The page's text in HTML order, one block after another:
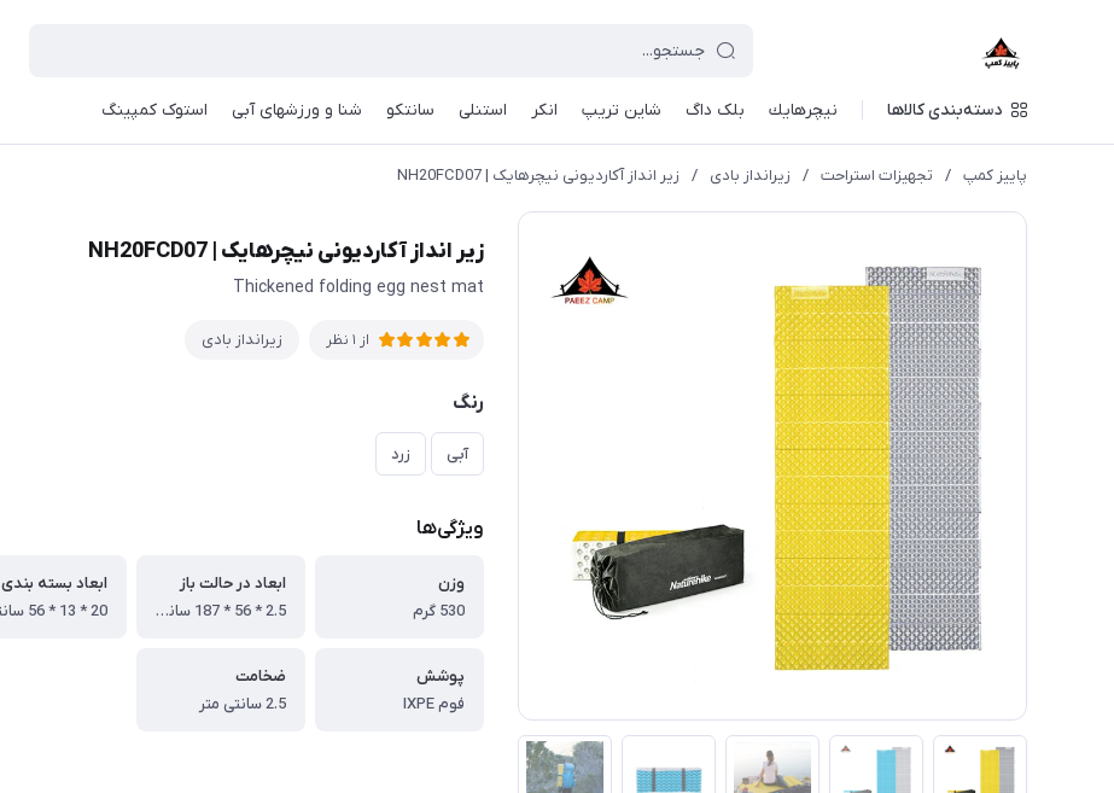
دسته‌بندی کالاها نيچرهايك بلک داگ شاین تریپ انکر استنلی سانتکو شنا و ورزشهای آبی استوک کمپینگ
پاییز کمپ / تجهیزات استراحت / زیرانداز بادی / زیر انداز آکاردیونی نیچرهایک | NH20FCD07
زیر انداز آکاردیونی نیچرهایک | NH20FCD07
Thickened folding egg nest mat
از 1 نظر زیرانداز بادی
رنگ
آبی زرد
ویژگی‌ها
وزن
530 گرم
ابعاد در حالت باز
2.5 * 56 * 187 سانتی متر
ابعاد بسته بندی
پوشش
فوم IXPE
ضخامت
2.5 سانتی متر